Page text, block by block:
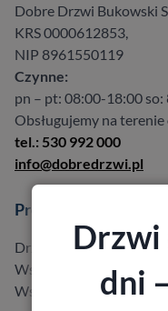
Dobre Drzwi Bukowski
KRS 0000612853,
NIP 8961550119
Czynne:
pn – pt: 08:00-18:00
Obsługujemy na terenie
tel.: 530 992 000
info@dobredrzwi.pl
Produkty
Drzwi w promocji do -
Wszystkie produkty
Wszyscy producenci
Drzwi
dni